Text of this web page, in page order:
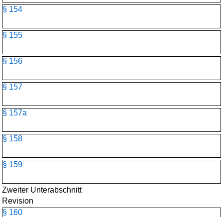
§ 154
§ 155
§ 156
§ 157
§ 157a
§ 158
§ 159
Zweiter Unterabschnitt
Revision
§ 160